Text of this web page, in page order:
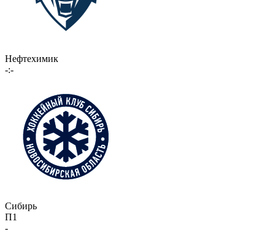
Нефтехимик
-:-
Сибирь
П1
-